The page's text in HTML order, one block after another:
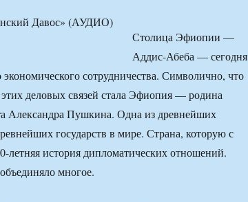
Столица Эфиопии —
Аддис-Абеба —
сотрудничества. Символично, что
деловых связей стала Эфиопия — родина
Александра Пушкина. Одна из древнейших
государств в мире. Страна, которую с
летняя история дипломатических отношений.
многое.